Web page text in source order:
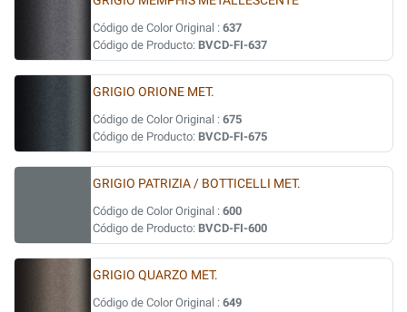
Código de Color Original : 637
Código de Producto: BVCD-FI-637
GRIGIO ORIONE MET.
Código de Color Original : 675
Código de Producto: BVCD-FI-675
GRIGIO PATRIZIA / BOTTICELLI MET.
Código de Color Original : 600
Código de Producto: BVCD-FI-600
GRIGIO QUARZO MET.
Código de Color Original : 649